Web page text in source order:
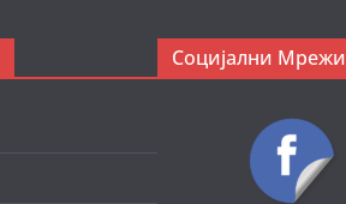
Социјални Мрежи